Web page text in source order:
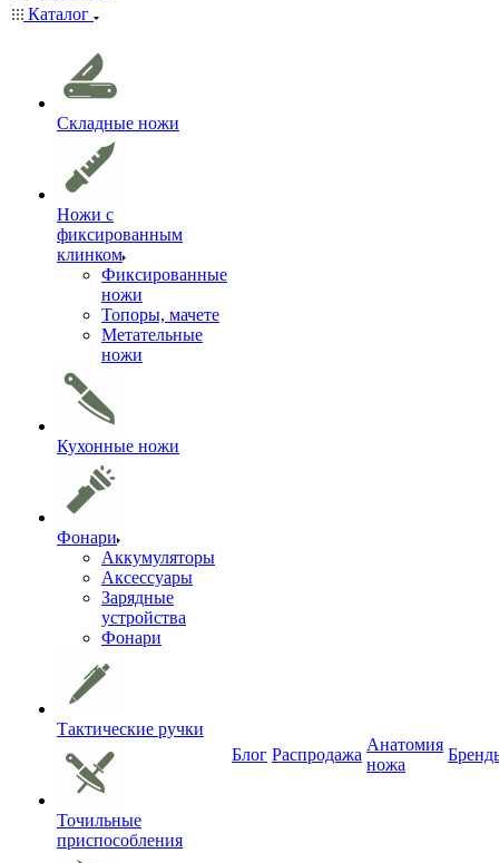
Каталог
Складные ножи
Ножи с
фиксированным
клинком
Фиксированные
ножи
Топоры, мачете
Метательные
ножи
Кухонные ножи
Фонари
Аккумуляторы
Аксессуары
Зарядные
устройства
Фонари
Тактические ручки
Точильные
приспособления
Блог Распродажа
Анатомия
ножа